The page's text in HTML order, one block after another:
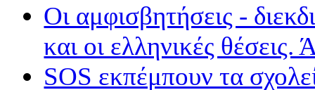
Οι αμφισβητήσεις -
και οι ελληνικές
SOS εκπέμπουν τα